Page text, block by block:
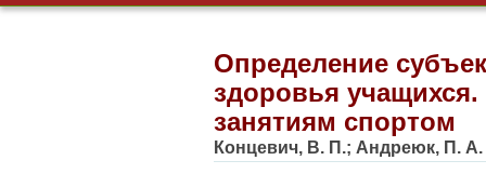
Определение
здоровья
занятиям спортом
Концевич, В. П.; Андреюк, П. А.